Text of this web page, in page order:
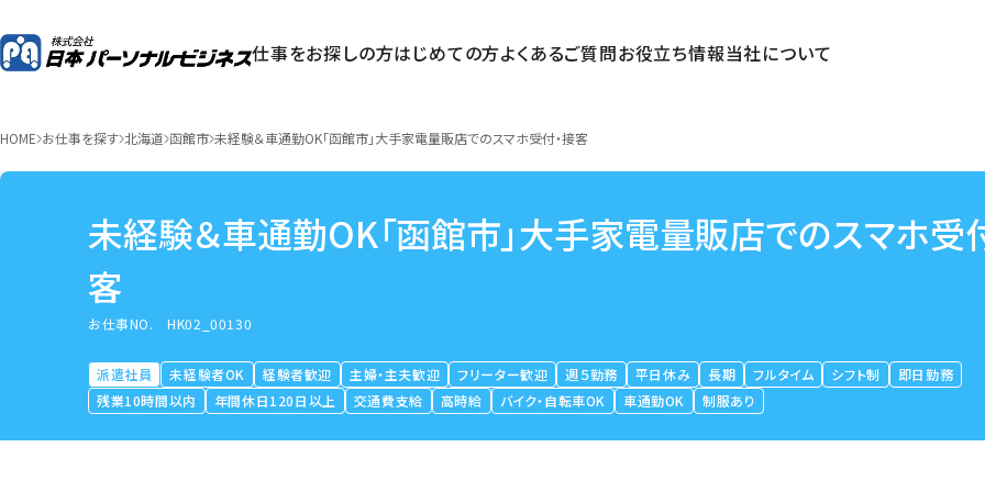
仕事をお探しの方はじめての方よくあるご質問お役立ち情報当社について
HOME お仕事を探す 北海道 函館市 未経験＆車通勤OK「函館市」大手家電量販店でのスマホ受付・接客
未経験＆車通勤OK「函館市」大手家電量販店でのスマホ受
客
お仕事NO.HK02_00130
派遣社員 未経験者OK 経験者歓迎 主婦・主夫歓迎 フリーター歓迎 週５勤務 平日休み 長期 フルタイム シフト制
即日勤務
残業10時間以内
年間休日120日以上 交通費支給 高時給 バイク・自転車OK 車通勤OK 制服あり